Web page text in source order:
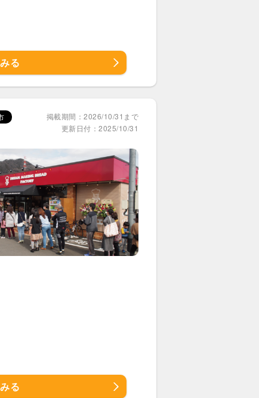
る
掲載期間：2026/10/31まで
更新日付：2025/10/31
る